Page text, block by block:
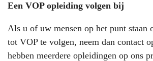
Een VOP opleiding volgen bij
Als u of uw mensen op het punt staan
tot VOP te volgen, neem dan contact
hebben meerdere opleidingen op ons